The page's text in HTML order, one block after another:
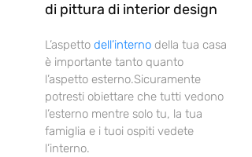
di pittura di interior design
L’aspettodell’interno della tua casa
è importante tanto quanto
l’aspetto esterno.Sicuramente
potresti obiettare che tutti vedono
l’esterno mentre solo tu, la tua
famiglia e i tuoi ospiti vedete
l’interno.